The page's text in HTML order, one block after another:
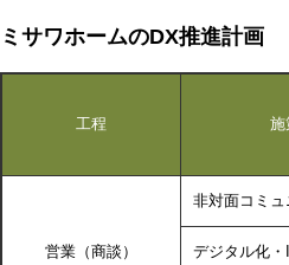
多彩な動画やこだわりが詰まった建
住まいづくりを楽しく学べるデジタ
ホームラウンジ 土地活用・賃貸経営
実例動画や基礎知識、収納の工夫な
すべてのフィールドに新しい価値を
テンツや、ミサワホームからの大切
ミサワホームのDX推進計画
工程 施
営業（商談）
非対面コミ
デジタル化・